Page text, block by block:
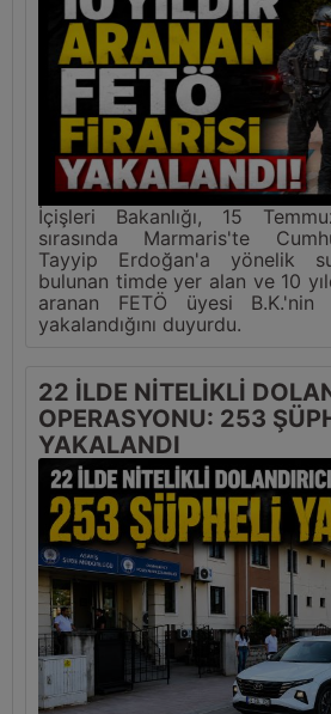
İçişleri Bakanlığı, 15
sırasında Marmaris'te
Tayyip Erdoğan'a yönelik
bulunan timde yer alan ve 10
aranan FETÖ üyesi B.K.'nin
yakalandığını duyurdu.
22 İLDE NİTELİKLİ
OPERASYONU: 253
YAKALANDI